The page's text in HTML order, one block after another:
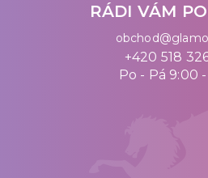
RÁDI VÁM
+420 518
Po - Pá 9:00 -